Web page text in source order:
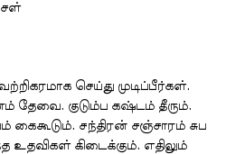
செய்து முடிப்பீர்கள்.
தேவை. குடும்ப கஷ்டம் தீரும்.
கைகூடும். சந்திரன் சஞ்சாரம் சுப
உதவிகள் கிடைக்கும். எதிலும்